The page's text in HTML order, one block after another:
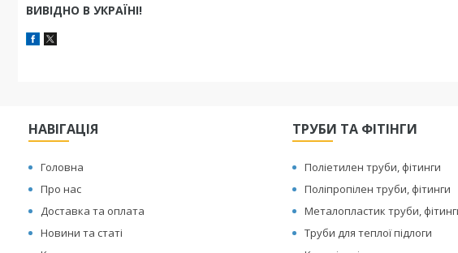
ВИВІДНО В УКРАЇНІ!
НАВІГАЦІЯ
Головна
Про нас
Доставка та оплата
Новини та статі
ТРУБИ ТА ФІТІНГИ
Поліетилен труби, фітинги
Поліпропілен труби, фітинги
Металопластик труби,
Труби для теплої підлоги